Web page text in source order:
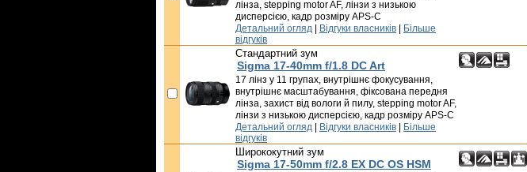
лінза, stepping motor AF, лінзи з низькою
дисперсією, кадр розміру APS-C
Детальний огляд Відгуки власників
Більше
відгуків
Стандартний зум
Sigma 17-40mm f/1.8 DC Art
17 лінз у 11 групах, внутрішнє фокусування,
внутрішнє масштабування, фіксована передня
лінза, захист від вологи й пилу, stepping motor AF,
лінзи з низькою дисперсією, кадр розміру APS-C
Детальний огляд Відгуки власників
Більше
відгуків
Ширококутний зум
Sigma 17-50mm f/2.8 EX DC OS HSM